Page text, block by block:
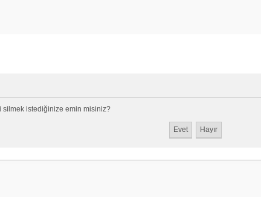
silmek istediğinize emin misiniz?